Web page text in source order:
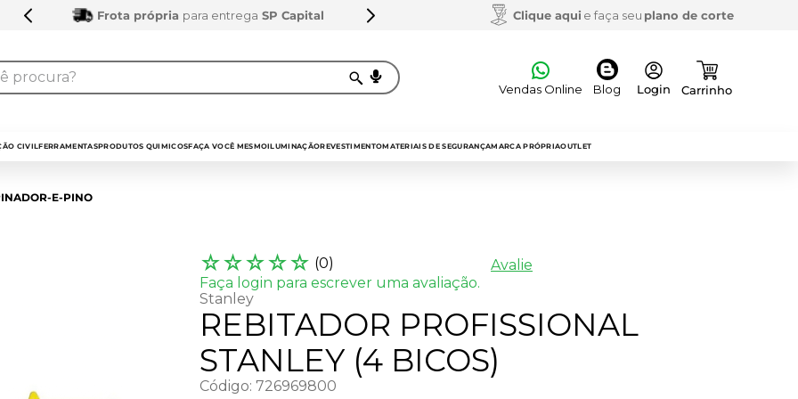
Frota própria para entrega SP Capital Clique aqui e faça seu plano de corte
Vendas Online Blog
CIVILFERRAMENTASPRODUTOS QUIMICOSFAÇA VOCÊ MESMOILUMINAÇÃOREVESTIMENTOMATERIAIS DE SEGURANÇAMARCA PRÓPRIAOUTLET
E-PINO
☆☆☆☆☆ (0)
Faça login para escrever uma avaliação.
Avalie
Stanley
REBITADOR PROFISSIONAL
STANLEY (4 BICOS)
Código: 726969800
1º
sarrafo
5º
mdf 15mm
6º
7º
napa
8º
mdf a4
9
pinus